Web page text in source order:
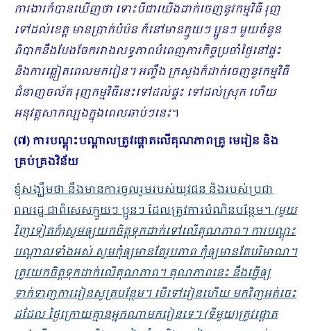
ការងារក៏បានឃើញថា ទោះបីជាយើងដាក់ចេញនូវកម្មវិធី រុញ
ទៅដល់ខេត្ត មានប្រាក់បំប៉ន ក៏នៅមានក្មួយៗ ប្អូនៗ មួយចំនួន
ពិបាកនឹងបែងចែករវាងលទ្ធភាពបំពេញភារកិច្ចប្រចាំថ្ងៃនៅផ្ទះ
និងការឆ្លៀតពេលមករៀន។ អញ្ចឹង ក្រសួងក៏ដាក់ចេញនូវកម្មវិធី
ជំនាញចល័ត រុញកម្មវិធីនេះទៅដល់ផ្ទះ ទៅដល់ស្រុក ហើយ
អនុវត្តសាកល្បងក្នុងពេលឆាប់ៗនេះ។
(៧) ការបណ្ដុះបណ្ដាលត្រូវផ្ដោតលើគុណភាពគ្រូ មេរៀន និង
គ្រប់គ្រងវិន័យ
ខ្ញុំសង្ឃឹមថា នឹងមានការចូលរួមរបស់យុវជន និងរបស់ប្រជា
ពលរដ្ឋ ជាពិសេសក្មួយៗ ប្អូនៗ ដែលត្រូវការបំណិនបន្ថែម។(មួយ
វិញទៀតក៏)សូមឲ្យយកចិត្តទុកដាក់ទៅលើគុណភាព។ ការបណ្ដុះ
បណ្ដាលទាំងអស់ សូមកុំឲ្យមានតែរូបភាព កុំឲ្យមានតែបរិមាណ។
ត្រូវយកចិត្តទុកដាក់លើគុណភាព។ គុណភាពនេះ នឹងធ្វើឲ្យ
ទាក់ទាញការរៀនសូត្របន្ថែម។ បើទៅរៀនហើយ មកវិញអត់ចេះ
ដដែល ថ្ងៃក្រោយគ្មានអ្នកណាមករៀនទេ។ (ទីមួយ)ត្រូវផ្ដោត